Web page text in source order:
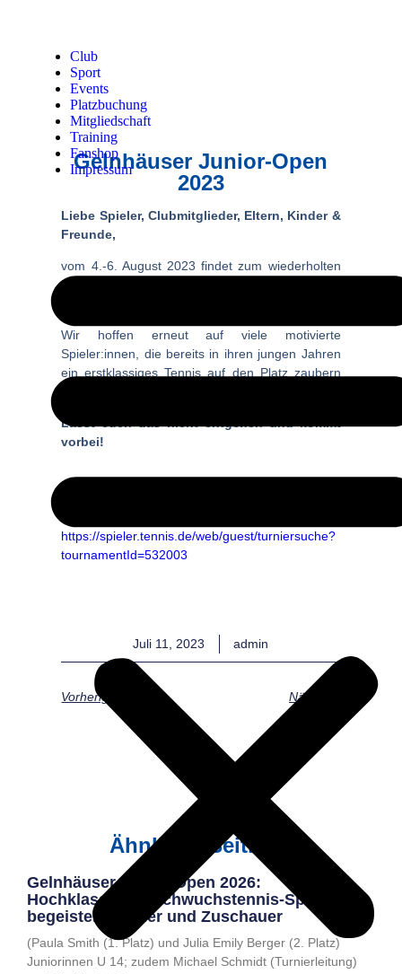
Club
Sport
Events
Platzbuchung
Mitgliedschaft
Training
Fanshop
Impressum
Gelnhäuser Junior-Open
2023
Liebe Spieler, Clubmitglieder, Eltern, Kinder &
Freunde,
vom 4.-6. August 2023 findet zum wiederholten
Male unser
Wir hoffen erneut auf viele motivierte
Spieler:innen, die bereits in ihren jungen Jahren
ein erstklassiges Tennis auf den Platz zaubern
Lasst euch das nicht entgehen und kommt
vorbei!
Für alle Spieler:innen; Hier gehts zur
https://spieler.tennis.de/web/guest/turniersuche?
tournamentId=532003
Juli 11, 2023 admin
Vorheriger Nächster
Ähnliche Beiträge
Gelnhäuser Junior Open 2026:
Hochklassiger Nachwuchstennis-Sport
begeistert Spieler und Zuschauer
(Paula Smith (1. Platz) und Julia Emily Berger (2. Platz)
Juniorinnen U 14; zudem Michael Schmidt (Turnierleitung)